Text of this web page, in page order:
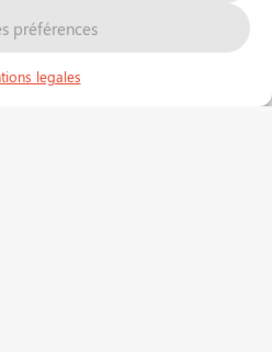
préférences
legales